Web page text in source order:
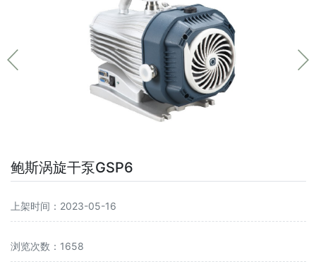
鲍斯涡旋干泵GSP6
上架时间：2023-05-16
浏览次数：1658